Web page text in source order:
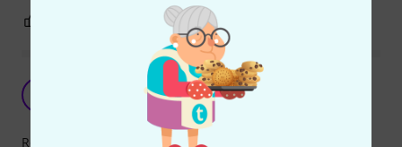
BEWERTUNG MELDEN
neuer Glanz für angelaufene Oberfläche
WaBa 12.11.2025
Reinigungswirkung